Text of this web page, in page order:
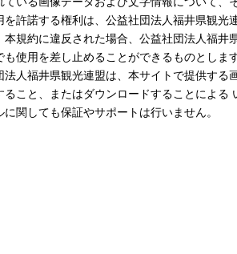
を許諾する権利は、公益社団法人福井県観光
本規約に違反された場合、公益社団法人福井
も使用を差し止めることができるものとしま
法人福井県観光連盟は、本サイトで提供する
ること、またはダウンロードすることによる
に関しても保証やサポートは行いません。